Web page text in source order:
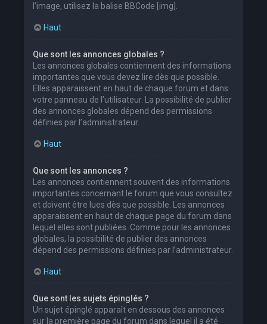
l’image, utilisez la balise BBCode [img].
Haut
Que sont les annonces globales ?
Les annonces globales contiennent des informations
importantes que vous devez lire dès que possible.
Elles apparaissent en haut de chaque forum et dans
votre panneau de l’utilisateur. La possibilité de publier
des annonces globales dépend des permissions
définies par l’administrateur.
Haut
Que sont les annonces ?
Les annonces contiennent souvent des informations
importantes concernant le forum que vous consultez
et doivent être lues dès que possible. Les annonces
apparaissent en haut de chaque page du forum dans
lequel elles sont publiées. Comme pour les annonces
globales, la possibilité de publier des annonces
dépend des permissions définies par l’administrateur.
Haut
Que sont les sujets épinglés ?
Un sujet épinglé apparaît en dessous des annonces
sur la première page du forum dans lequel il a été